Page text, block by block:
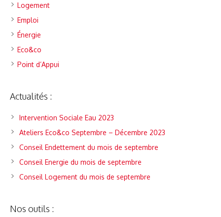
Logement
Emploi
Énergie
Eco&co
Point d’Appui
Actualités :
Intervention Sociale Eau 2023
Ateliers Eco&co Septembre – Décembre 2023
Conseil Endettement du mois de septembre
Conseil Energie du mois de septembre
Conseil Logement du mois de septembre
Nos outils :